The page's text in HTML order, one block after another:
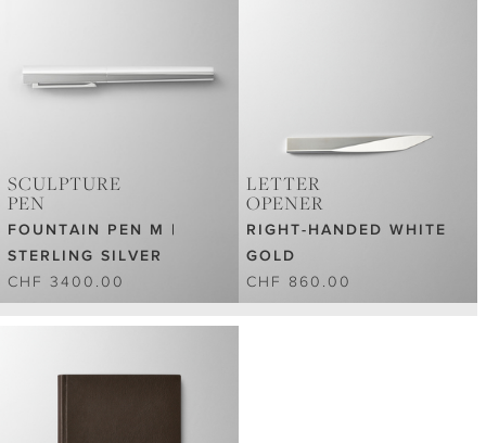
SCULPTURE
PEN
FOUNTAIN PEN M |
STERLING SILVER
CHF 3400.00
LETTER
OPENER
RIGHT-HANDED WHITE
GOLD
CHF 860.00